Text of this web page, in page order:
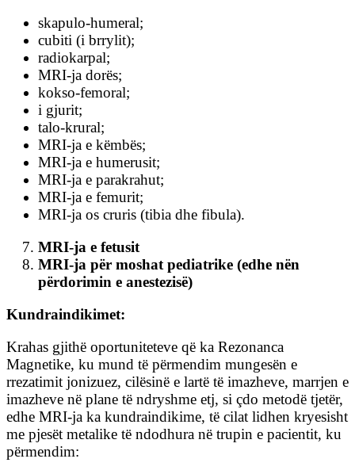
skapulo-humeral;
cubiti (i brrylit);
radiokarpal;
MRI-ja dorës;
kokso-femoral;
i gjurit;
talo-krural;
MRI-ja e këmbës;
MRI-ja e humerusit;
MRI-ja e parakrahut;
MRI-ja e femurit;
MRI-ja os cruris (tibia dhe fibula).
MRI-ja e fetusit
MRI-ja për moshat pediatrike (edhe nën
përdorimin e anestezisë)
Kundraindikimet:
Krahas gjithë oportuniteteve që ka Rezonanca
Magnetike, ku mund të përmendim mungesën e
rrezatimit jonizuez, cilësinë e lartë të imazheve, marrjen e
imazheve në plane të ndryshme etj, si çdo metodë tjetër,
edhe MRI-ja ka kundraindikime, të cilat lidhen kryesisht
me pjesët metalike të ndodhura në trupin e pacientit, ku
përmendim: